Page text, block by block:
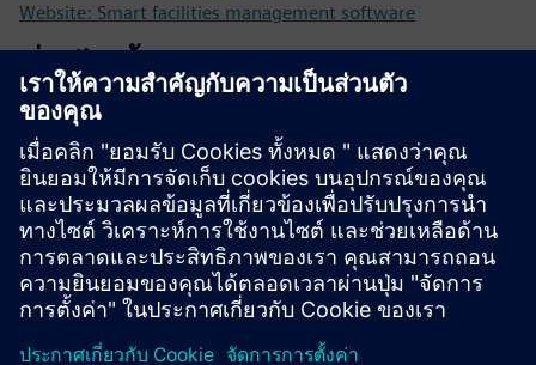
Website: Smart facilities management software
เงื่อนไขเบื้องต้น
Sensor data required - sensors will need to be installed
based on client requirements
For compliance and janitor actions, it will be necessary for
them to have smart phones
Cellular connectivity is required for the gateways - need
appropriate location